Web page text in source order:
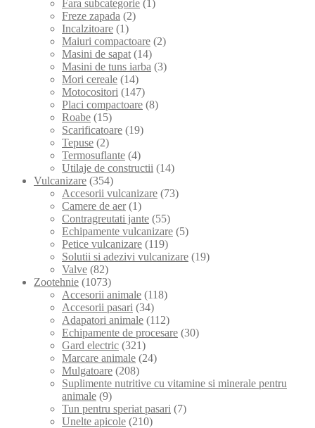
Fara subcategorie (1)
Freze zapada (2)
Incalzitoare (1)
Maiuri compactoare (2)
Masini de sapat (14)
Masini de tuns iarba (3)
Mori cereale (14)
Motocositori (147)
Placi compactoare (8)
Roabe (15)
Scarificatoare (19)
Tepuse (2)
Termosuflante (4)
Utilaje de constructii (14)
Vulcanizare (354)
Accesorii vulcanizare (73)
Camere de aer (1)
Contragreutati jante (55)
Echipamente vulcanizare (5)
Petice vulcanizare (119)
Solutii si adezivi vulcanizare (19)
Valve (82)
Zootehnie (1073)
Accesorii animale (118)
Accesorii pasari (34)
Adapatori animale (112)
Echipamente de procesare (30)
Gard electric (321)
Marcare animale (24)
Mulgatoare (208)
Suplimente nutritive cu vitamine si minerale pentru
animale (9)
Tun pentru speriat pasari (7)
Unelte apicole (210)